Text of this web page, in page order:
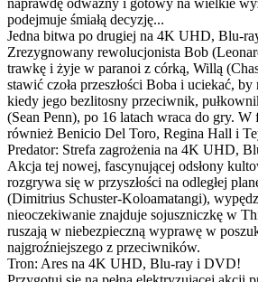
naprawdę odważny i gotowy na wielkie
podejmuje śmiałą decyzję...
Jedna bitwa po drugiej na 4K UHD, Blu-
Zrezygnowany rewolucjonista Bob
trawkę i żyje w paranoi z córką, Willą
stawić czoła przeszłości Boba i uciekać, by
kiedy jego bezlitosny przeciwnik,
(Sean Penn), po 16 latach wraca do gry.
również Benicio Del Toro, Regina Hall i
Predator: Strefa zagrożenia na 4K UHD,
Akcja tej nowej, fascynującej odsłony
rozgrywa się w przyszłości na odległej
(Dimitrius Schuster-Koloamatangi),
nieoczekiwanie znajduje sojuszniczkę w
ruszają w niebezpieczną wyprawę w
najgroźniejszego z przeciwników.
Tron: Ares na 4K UHD, Blu-ray i DVD!